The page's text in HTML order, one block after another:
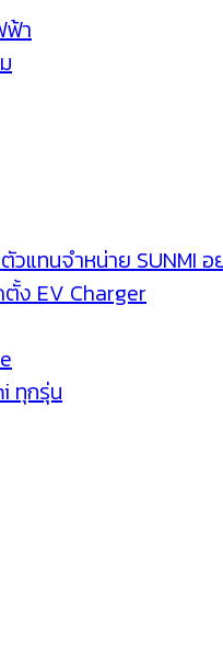
ฟ้า
วแทนจำหน่าย SUNMI
ตั้ง EV Charger
ทุกรุ่น